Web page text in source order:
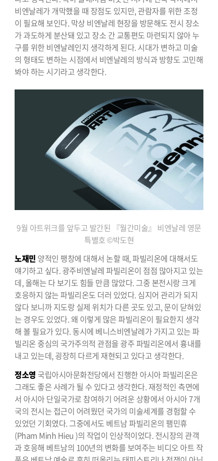
비엔날레가 개막했을 때 장점도 있지만, 관람자를 위한 조정
이 필요해 보인다. 막상 비엔날레 현장을 방문해도 전시 장소
가 과도하게 분산돼 있고 장소 간 교통편도 마련되지 않아 누
구를 위한 비엔날레인지 생각하게 된다. 시대가 변하고 미술
의 형태도 변하는 시점에서 비엔날레의 방식과 방향도 고민해
봐야 하는 시기라고 생각한다.
9월 아트위크를 앞두고 발간된 『월간미술』 비엔날레 영문
특별호 ©박도현
노재민 양적인 팽창에 대해서 논할 때, 파빌리온에 대해서도
얘기하고 싶다. 광주비엔날레 파빌리온이 점점 많아지고 있는
데, 올해는 다 보기도 힘들 만큼 많았다. 그중 본전시랑 크게
호응하지 않는 파빌리온도 더러 있었다. 심지어 관리가 되지
않다 보니까 지도랑 실제 위치가 다른 곳도 있고, 문이 닫혀있
는 경우도 있었다. 왜 이렇게 많은 파빌리온이 필요한지 생각
해 볼 필요가 있다. 동시에 베니스비엔날레가 가지고 있는 파
빌리온 중심의 국가주의적 관점을 광주 파빌리온에서 흉내를
내고 있는데, 굉장히 다르게 재현되고 있다고 생각한다.
정소영 국립아시아문화전당에서 진행한 아시아 파빌리온은
그래도 좋은 사례가 될 수 있다고 생각한다. 재정적인 측면에
서 아시아 단일국가로 참여하기 어려운 상황에서 아시아 7개
국의 전시는 접근이 어려웠던 국가의 미술세계를 경험할 수
있었던 기회였다. 그중에서도 베트남 파빌리온의 팸민휴
(Pham Minh Hieu )의 작업이 인상적이었다. 전시장의 관객
과 호응해 베트남의 100년의 변화를 보여주는 비디오 아트 작